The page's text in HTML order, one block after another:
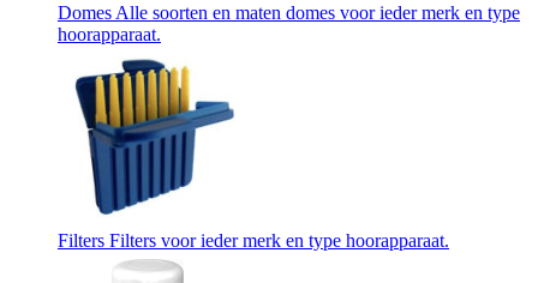
Domes Alle soorten en maten domes voor ieder merk en type
hoorapparaat.
Filters Filters voor ieder merk en type hoorapparaat.